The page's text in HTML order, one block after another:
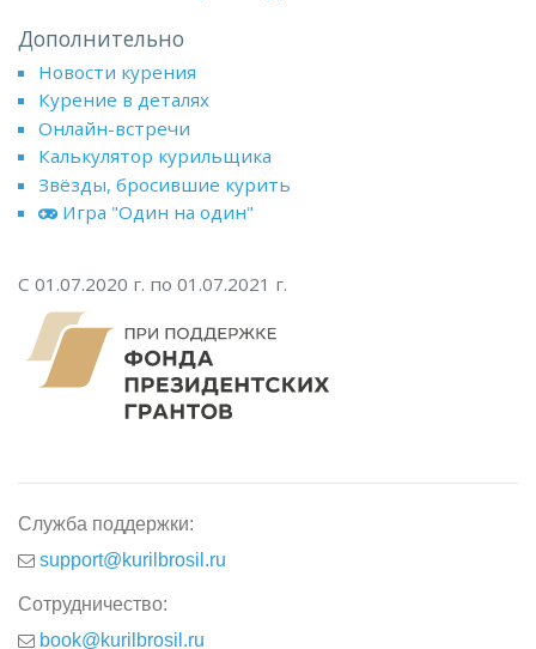
Дополнительно
Новости курения
Курение в деталях
Онлайн-встречи
Калькулятор курильщика
Звёзды, бросившие курить
Игра "Один на один"
С 01.07.2020 г. по 01.07.2021 г.
Служба поддержки:
support@kurilbrosil.ru
Сотрудничество:
book@kurilbrosil.ru